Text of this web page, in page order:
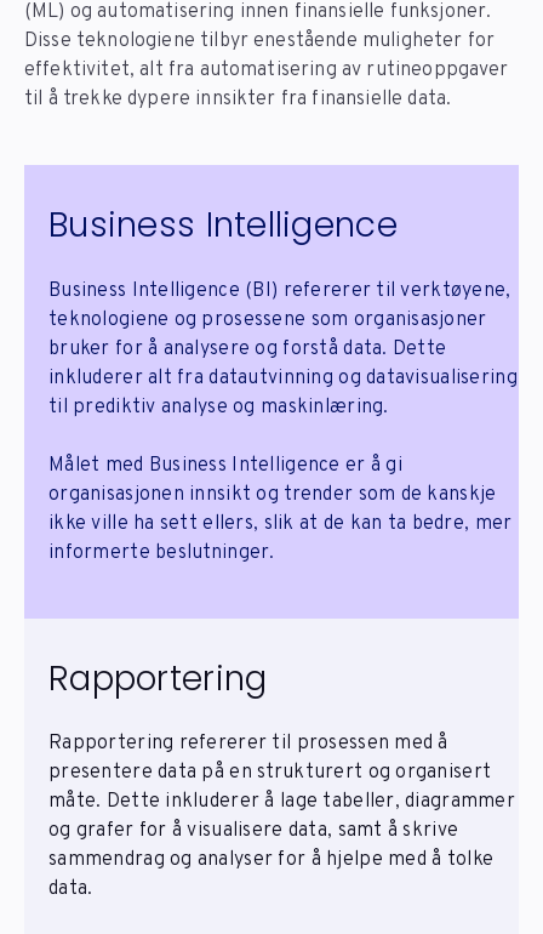
(ML) og automatisering innen finansielle funksjoner.
Disse teknologiene tilbyr enestående muligheter for
effektivitet, alt fra automatisering av rutineoppgaver
til å trekke dypere innsikter fra finansielle data.
Business Intelligence
Business Intelligence (BI) refererer til verktøyene,
teknologiene og prosessene som organisasjoner
bruker for å analysere og forstå data. Dette
inkluderer alt fra datautvinning og datavisualisering
til prediktiv analyse og maskinlæring.
Målet med Business Intelligence er å gi
organisasjonen innsikt og trender som de kanskje
ikke ville ha sett ellers, slik at de kan ta bedre, mer
informerte beslutninger.
Rapportering
Rapportering refererer til prosessen med å
presentere data på en strukturert og organisert
måte. Dette inkluderer å lage tabeller, diagrammer
og grafer for å visualisere data, samt å skrive
sammendrag og analyser for å hjelpe med å tolke
data.